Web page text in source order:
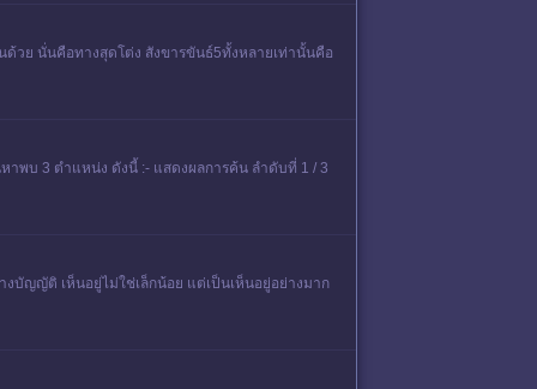
ด้วย นั่นคือทางสุดโต่ง สังขารขันธ์5ทั้งหลายเท่านั้นคือ
พบ 3 ตำแหน่ง ดังนี้ :- แสดงผลการค้น ลำดับที่ 1 / 3
บัญญัติ เห็นอยู่ไม่ใช่เล็กน้อย แต่เป็นเห็นอยู่อย่างมาก